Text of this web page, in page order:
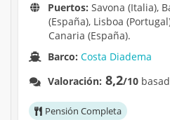
Puertos: Savona (Italia),
(España), Lisboa
Canaria (España).
Barco:Costa Diadema
Valoración: 8,2/10
Pensión Completa